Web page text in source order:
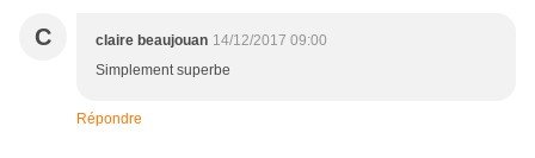
C claire beaujouan 14/12/2017 09:00
Simplement superbe
Répondre